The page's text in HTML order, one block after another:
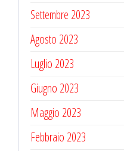
Settembre 2023
Agosto 2023
Luglio 2023
Giugno 2023
Maggio 2023
Febbraio 2023